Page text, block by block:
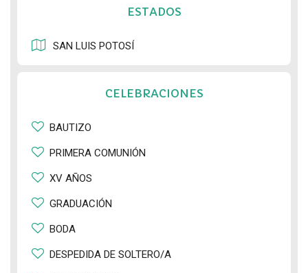
ESTADOS
SAN LUIS POTOSÍ
CELEBRACIONES
BAUTIZO
PRIMERA COMUNIÓN
XV AÑOS
GRADUACIÓN
BODA
DESPEDIDA DE SOLTERO/A